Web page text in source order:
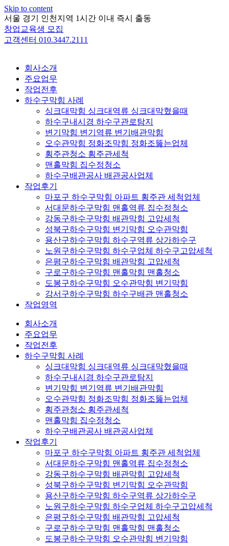
Skip to content
서울 경기 인천지역 1시간 이내 즉시 출동
창업교육생 모집
고객센터 010.3447.2111
회사소개
주요업무
작업전후
하수구막힘 사례
싱크대막힘 싱크대역류 싱크대막혔을때
하수구내시경 하수구관로탐지
변기막힘 변기역류 변기배관막힘
오수관막힘 정화조막힘 정화조뚫는업체
횡주관청소 횡주관세척
맨홀막힘 집수정청소
하수구배관공사 배관공사업체
작업후기
마포구 하수구막힘 아파트 횡주관 세척업체
서대문하수구막힘 맨홀역류 집수정청소
강동구하수구막힘 배관막힘 고압세척
성북구하수구막힘 변기막힘 오수관막힘
용산구하수구막힘 하수구역류 상가하수구
노원구하수구막힘 하수구업체 하수구고압세척
은평구하수구막힘 배관막힘 고압세척
구로구하수구막힘 맨홀막힘 맨홀청소
도봉구하수구막힘 오수관막힘 변기막힘
강서구하수구막힘 하수구배관 맨홀청소
작업영역
회사소개
주요업무
작업전후
하수구막힘 사례
싱크대막힘 싱크대역류 싱크대막혔을때
하수구내시경 하수구관로탐지
변기막힘 변기역류 변기배관막힘
오수관막힘 정화조막힘 정화조뚫는업체
횡주관청소 횡주관세척
맨홀막힘 집수정청소
하수구배관공사 배관공사업체
작업후기
마포구 하수구막힘 아파트 횡주관 세척업체
서대문하수구막힘 맨홀역류 집수정청소
강동구하수구막힘 배관막힘 고압세척
성북구하수구막힘 변기막힘 오수관막힘
용산구하수구막힘 하수구역류 상가하수구
노원구하수구막힘 하수구업체 하수구고압세척
은평구하수구막힘 배관막힘 고압세척
구로구하수구막힘 맨홀막힘 맨홀청소
도봉구하수구막힘 오수관막힘 변기막힘